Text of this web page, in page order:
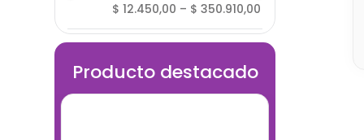
$ 12.450,00 – $ 350.910,00
Producto destacado